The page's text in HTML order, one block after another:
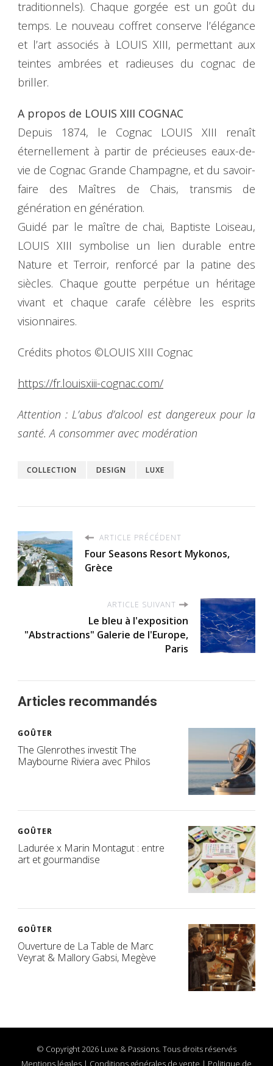
traditionnels). Chaque gorgée est un goût du
temps. Le nouveau coffret conserve l’élégance
et l’art associés à LOUIS XIII, permettant aux
teintes ambrées et radieuses du cognac de
briller.
A propos de LOUIS XIII COGNAC
Depuis 1874, le Cognac LOUIS XIII renaît
éternellement à partir de précieuses eaux-de-
vie de Cognac Grande Champagne, et du savoir-
faire des Maîtres de Chais, transmis de
génération en génération.
Guidé par le maître de chai, Baptiste Loiseau,
LOUIS XIII symbolise un lien durable entre
Nature et Terroir, renforcé par la patine des
siècles. Chaque goutte perpétue un héritage
vivant et chaque carafe célèbre les esprits
visionnaires.
Crédits photos ©LOUIS XIII Cognac
https://fr.louisxiii-cognac.com/
Attention : L’abus d’alcool est dangereux pour la
santé. A consommer avec modération
COLLECTION DESIGN LUXE
ARTICLE PRÉCÉDENT
Four Seasons Resort Mykonos,
Grèce
ARTICLE SUIVANT
Le bleu à l'exposition
"Abstractions" Galerie de l'Europe,
Paris
Articles recommandés
GOÛTER
The Glenrothes investit The
Maybourne Riviera avec Philos
GOÛTER
Ladurée x Marin Montagut : entre
art et gourmandise
GOÛTER
Ouverture de La Table de Marc
Veyrat & Mallory Gabsi, Megève
© Copyright 2026 Luxe & Passions. Tous droits réservés
Mentions légales | Conditions générales de vente | Politique de